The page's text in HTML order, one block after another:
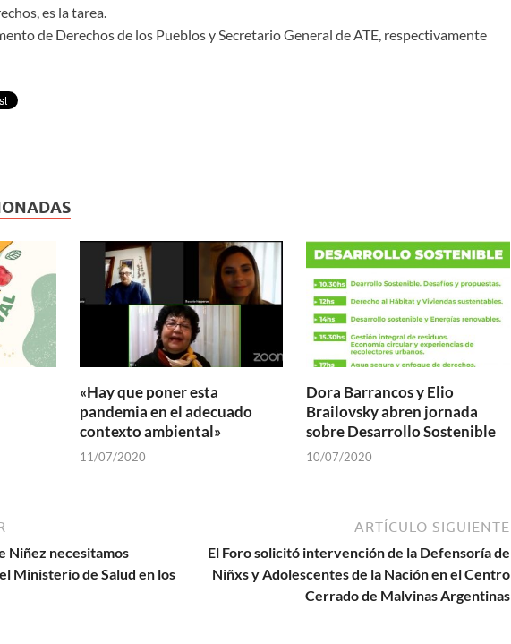
es la tarea.
de Derechos de los Pueblos y Secretario General de ATE, respectivamente
«Hay que poner esta
pandemia en el adecuado
contexto ambiental»
11/07/2020
Dora Barrancos y Elio
Brailovsky abren jornada
sobre Desarrollo Sostenible
10/07/2020
Niñez necesitamos
Ministerio de Salud en los
ARTÍCULO SIGUIENTE
El Foro solicitó intervención de la Defensoría de
Niñxs y Adolescentes de la Nación en el Centro
Cerrado de Malvinas Argentinas